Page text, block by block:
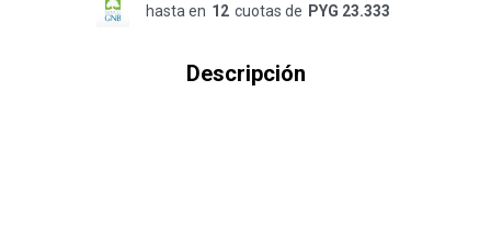
hasta en 12 cuotas de PYG 23.333
Descripción